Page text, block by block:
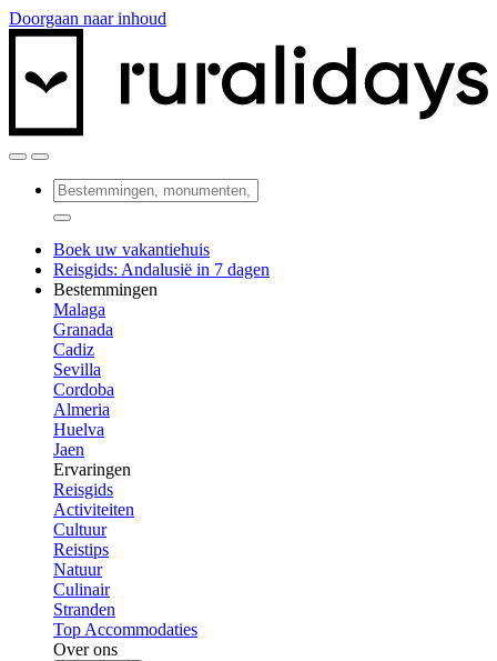
Doorgaan naar inhoud
Boek uw vakantiehuis
Reisgids: Andalusië in 7 dagen
Bestemmingen
Malaga
Granada
Cadiz
Sevilla
Cordoba
Almeria
Huelva
Jaen
Ervaringen
Reisgids
Activiteiten
Cultuur
Reistips
Natuur
Culinair
Stranden
Top Accommodaties
Over ons